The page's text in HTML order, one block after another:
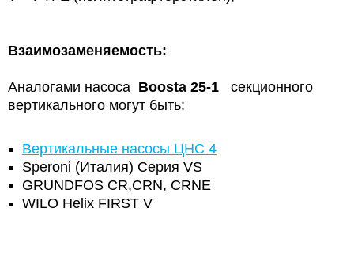
Взаимозаменяемость:
Аналогами насоса Boosta 25-1 секционного
вертикального могут быть:
Вертикальные насосы ЦНС 4
Speroni (Италия) Серия VS
GRUNDFOS CR,CRN, CRNE
WILO Helix FIRST V